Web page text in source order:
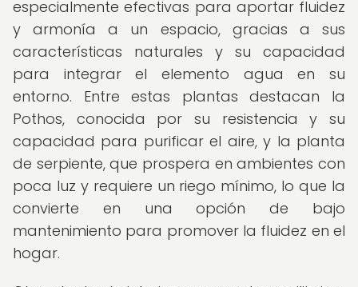
especialmente efectivas para aportar fluidez
y armonía a un espacio, gracias a sus
características naturales y su capacidad
para integrar el elemento agua en su
entorno. Entre estas plantas destacan la
Pothos, conocida por su resistencia y su
capacidad para purificar el aire, y la planta
de serpiente, que prospera en ambientes con
poca luz y requiere un riego mínimo, lo que la
convierte en una opción de bajo
mantenimiento para promover la fluidez en el
hogar.